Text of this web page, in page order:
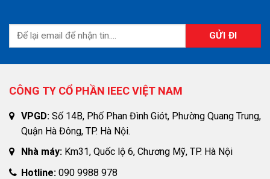
CÔNG TY CỔ PHẦN IEEC VIỆT NAM
VPGD: Số 14B, Phố Phan Đình Giót, Phường Quang Trung,
Quận Hà Đông, TP. Hà Nội.
Nhà máy: Km31, Quốc lộ 6, Chương Mỹ, TP. Hà Nội
Hotline: 090 9988 978